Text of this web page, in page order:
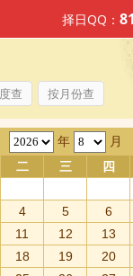
查 按月份查
择日QQ：
年 月
二 三 四
4 5 6
11 12 13
18 19 20